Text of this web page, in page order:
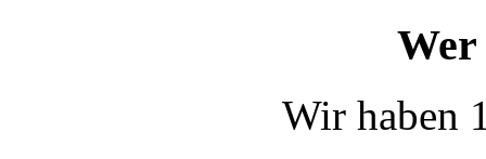
Wir haben